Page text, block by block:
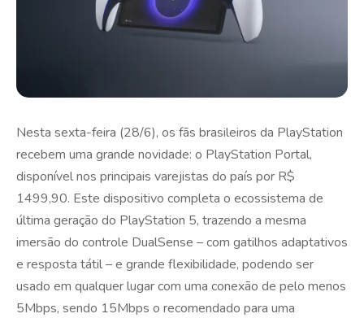
Nesta sexta-feira (28/6), os fãs brasileiros da PlayStation
recebem uma grande novidade: o PlayStation Portal,
disponível nos principais varejistas do país por R$
1499,90. Este dispositivo completa o ecossistema de
última geração do PlayStation 5, trazendo a mesma
imersão do controle DualSense – com gatilhos adaptativos
e resposta tátil – e grande flexibilidade, podendo ser
usado em qualquer lugar com uma conexão de pelo menos
5Mbps, sendo 15Mbps o recomendado para uma